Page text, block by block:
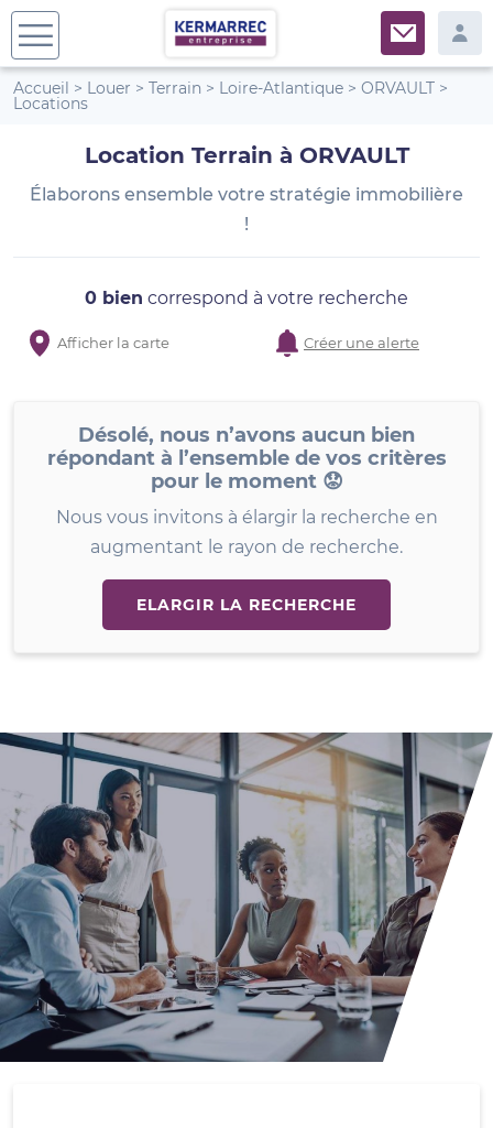
Accueil > Louer > Terrain > Loire-Atlantique > ORVAULT >
Locations
Location Terrain à ORVAULT
Élaborons ensemble votre stratégie immobilière
!
0 bien correspond à votre recherche
Afficher la carte Créer une alerte
Désolé, nous n’avons aucun bien
répondant à l’ensemble de vos critères
pour le moment 😟
Nous vous invitons à élargir la recherche en
augmentant le rayon de recherche.
ELARGIR LA RECHERCHE